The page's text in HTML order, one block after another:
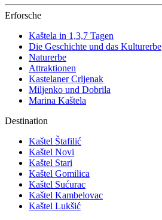
Erforsche
Kaštela in 1,3,7 Tagen
Die Geschichte und das Kulturerbe
Naturerbe
Attraktionen
Kastelaner Crljenak
Miljenko und Dobrila
Marina Kaštela
Destination
Kaštel Štafilić
Kaštel Novi
Kaštel Stari
Kaštel Gomilica
Kaštel Sućurac
Kaštel Kambelovac
Kaštel Lukšić